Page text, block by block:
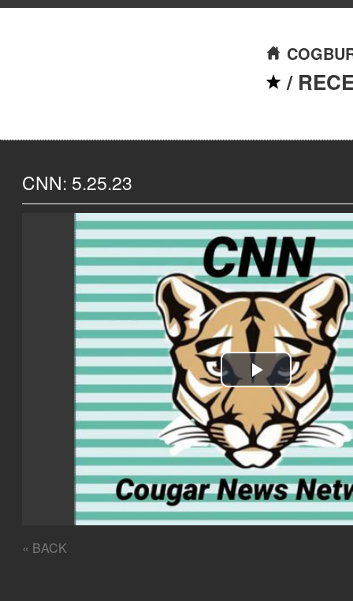
/
CNN: 5.25.23
Play
Video
« BACK